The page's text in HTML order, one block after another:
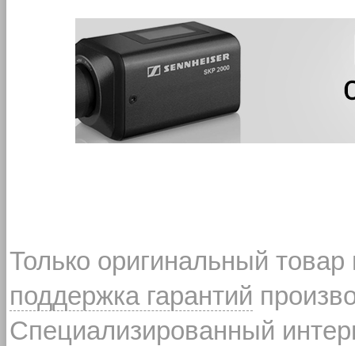
Только оригинальный
поддержка гарантий
Специализированный